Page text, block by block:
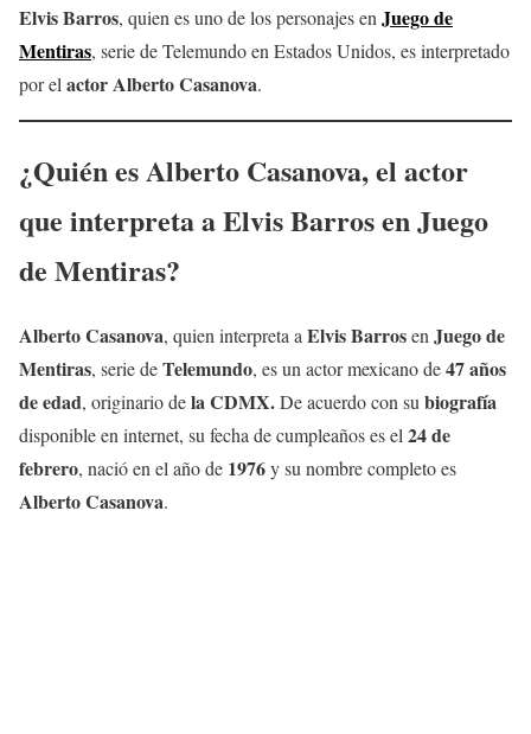
Elvis Barros, quien es uno de los personajes en Juego de
Mentiras, serie de Telemundo en Estados Unidos, es interpretado
por el actorAlberto Casanova.
¿Quién esAlberto Casanova, el actor
que interpreta a Elvis Barros enJuego
de Mentiras?
Alberto Casanova, quien interpreta a Elvis Barrosen Juego de
Mentiras, serie deTelemundo, es un actor mexicano de47 años
de edad, originario dela CDMX.De acuerdo con su biografía
disponible en internet, su fecha de cumpleaños es el 24 de
febrero, nació en el año de 1976y su nombre completo es
Alberto Casanova.